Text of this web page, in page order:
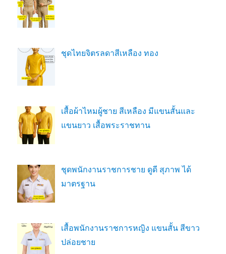
ชุดไทยจิตรลดาสีเหลือง ทอง
เสื้อผ้าไหมผู้ชาย สีเหลือง มีแขนสั้นและ
แขนยาว เสื้อพระราชทาน
ชุดพนักงานราชการชาย ดูดี สุภาพ ได้
มาตรฐาน
เสื้อพนักงานราชการหญิง แขนสั้น สีขาว
ปล่อยชาย